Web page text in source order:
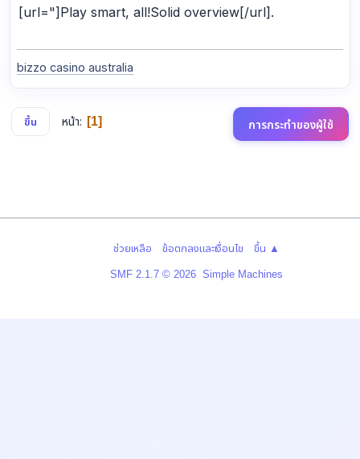
[url="]Play smart, all!Solid overview[/url].
bizzo casino australia
ขึ้น หน้า 1 การกระทำของผู้ใช้
ช่วยเหลือ ข้อตกลงและเงื่อนไข ขึ้น ▲
SMF 2.1.7 © 2026, Simple Machines